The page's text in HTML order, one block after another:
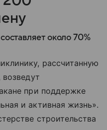
около 70%
рассчитанную
при поддержке
и активная жизнь».
строительства